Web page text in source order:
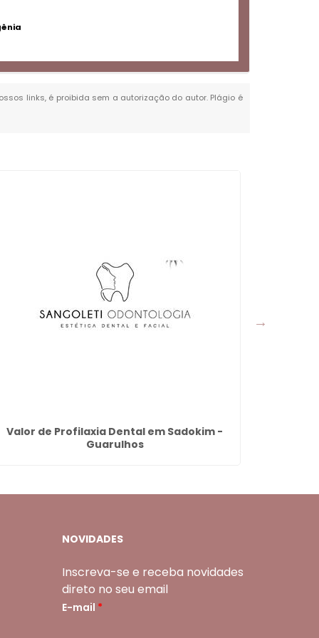
links, é proibida sem a autorização do autor. Plágio é
Valor de Profilaxia Dental em Sadokim -
Guarulhos
NOVIDADES
Inscreva-se e receba novidades
direto no seu email
E-mail *